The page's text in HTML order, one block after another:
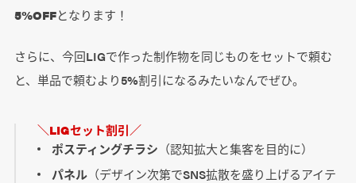
5%OFFとなります！
さらに、 今回LIGで作った制作物を同じものをセットで頼む
と、単品で頼むより5%割引になるみたいなんでぜひ。
＼LIGセット割引／
ポスティングチラシ （認知拡大と集客を目的に）
パネル （デザイン次第でSNS拡散を盛り上げるアイテ